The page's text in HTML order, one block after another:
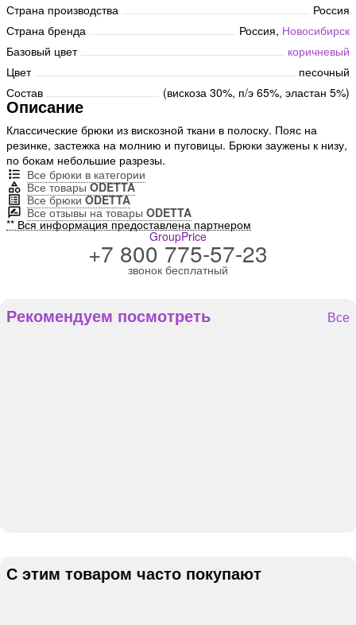
Страна производства
Россия
Страна бренда
Россия, Новосибирск
Базовый цвет
коричневый
Цвет
песочный
Состав
(вискоза 30%, п/э 65%, эластан 5%)
Описание
Классические брюки из вискозной ткани в полоску. Пояс на
резинке, застежка на молнию и пуговицы. Брюки заужены к низу,
по бокам небольшие разрезы.
Все брюки в категории
Все товарыODETTA
Все брюкиODETTA
Все отзывы на товары ODETTA
** Вся информация предоставлена партнером
GroupPrice
+7 800 775-57-23
звонок бесплатный
Рекомендуем посмотреть Все
С этим товаром часто покупают